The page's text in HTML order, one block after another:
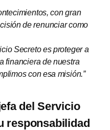
con gran
de renunciar como
Secreto es proteger a
financiera de nuestra
con esa misión.”
del Servicio
responsabilidad